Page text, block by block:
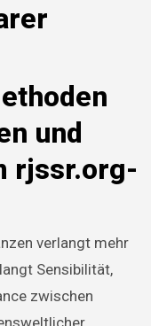
und
rjssr.org-
verlangt mehr
Sensibilität,
zwischen